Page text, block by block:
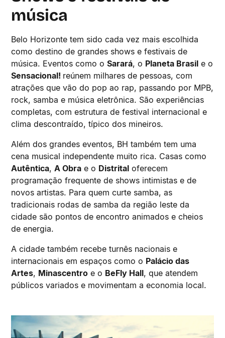
música
Belo Horizonte tem sido cada vez mais escolhida
como destino de grandes shows e festivais de
música. Eventos como oSarará, o Planeta Brasil e o
Sensacional! reúnem milhares de pessoas, com
atrações que vão do pop ao rap, passando por MPB,
rock, samba e música eletrônica. São experiências
completas, com estrutura de festival internacional e
clima descontraído, típico dos mineiros.
Além dos grandes eventos, BH também tem uma
cena musical independente muito rica. Casas como
Autêntica,A Obra e o Distrital oferecem
programação frequente de shows intimistas e de
novos artistas. Para quem curte samba, as
tradicionais rodas de samba da região leste da
cidade são pontos de encontro animados e cheios
de energia.
A cidade também recebe turnês nacionais e
internacionais em espaços como o Palácio das
Artes, Minascentro e o BeFly Hall, que atendem
públicos variados e movimentam a economia local.